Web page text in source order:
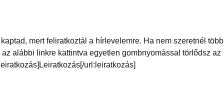
mert feliratkoztál a hírlevelemre. Ha nem szeretnél több
alábbi linkre kattintva egyetlen gombnyomással törlődsz az
url:leiratkozás]